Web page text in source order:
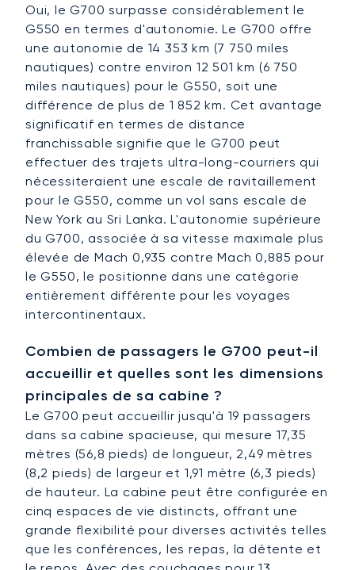
Oui, le G700 surpasse considérablement le
G550 en termes d'autonomie. Le G700 offre
une autonomie de 14 353 km (7 750 miles
nautiques) contre environ 12 501 km (6 750
miles nautiques) pour le G550, soit une
différence de plus de 1 852 km. Cet avantage
significatif en termes de distance
franchissable signifie que le G700 peut
effectuer des trajets ultra-long-courriers qui
nécessiteraient une escale de ravitaillement
pour le G550, comme un vol sans escale de
New York au Sri Lanka. L'autonomie supérieure
du G700, associée à sa vitesse maximale plus
élevée de Mach 0,935 contre Mach 0,885 pour
le G550, le positionne dans une catégorie
entièrement différente pour les voyages
intercontinentaux.
Combien de passagers le G700 peut-il
accueillir et quelles sont les dimensions
principales de sa cabine ?
Le G700 peut accueillir jusqu'à 19 passagers
dans sa cabine spacieuse, qui mesure 17,35
mètres (56,8 pieds) de longueur, 2,49 mètres
(8,2 pieds) de largeur et 1,91 mètre (6,3 pieds)
de hauteur. La cabine peut être configurée en
cinq espaces de vie distincts, offrant une
grande flexibilité pour diverses activités telles
que les conférences, les repas, la détente et